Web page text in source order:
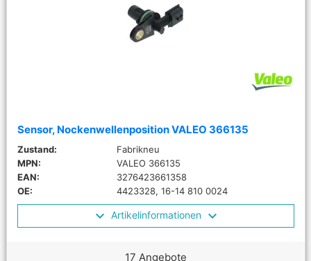
Sensor, Nockenwellenposition VALEO 366135
Zustand:
Fabrikneu
MPN:
VALEO 366135
EAN:
3276423661358
OE:
4423328, 16-14 810 0024
Artikelinformationen
17 Angebote